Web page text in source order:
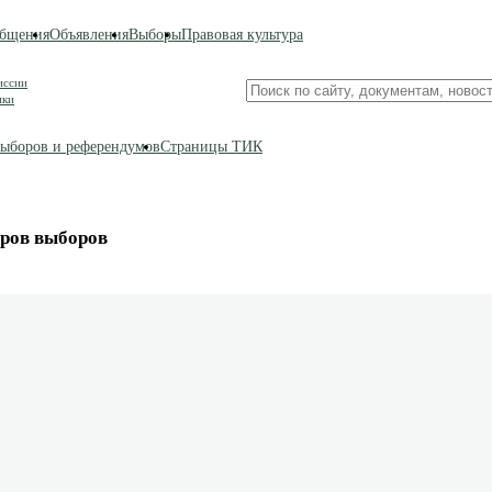
ОбъявленияВыборыПравовая культура
Поиск
по
и референдумовСтраницы ТИК
выборов